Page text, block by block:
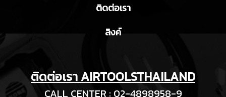
ติดต่อเรา
ลิงค์
ติดต่อเรา AIRTOOLSTHAILAND
CALL CENTER : 02-4898958-9